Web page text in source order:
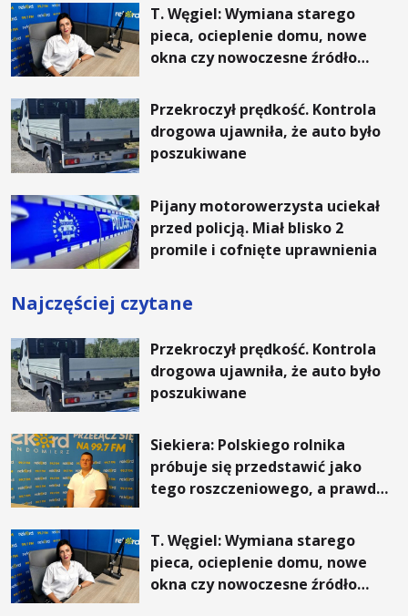
T. Węgiel: Wymiana starego
pieca, ocieplenie domu, nowe
okna czy nowoczesne źródło
rachunki za energię, lepszy
komfort życia i... czystsze
powietrze
Przekroczył prędkość. Kontrola
drogowa ujawniła, że auto było
poszukiwane
Pijany motorowerzysta uciekał
przed policją. Miał blisko 2
promile i cofnięte uprawnienia
Najczęściej czytane
Przekroczył prędkość. Kontrola
drogowa ujawniła, że auto było
poszukiwane
Siekiera: Polskiego rolnika
próbuje się przedstawić jako
tego roszczeniowego, a prawda
T. Węgiel: Wymiana starego
pieca, ocieplenie domu, nowe
okna czy nowoczesne źródło